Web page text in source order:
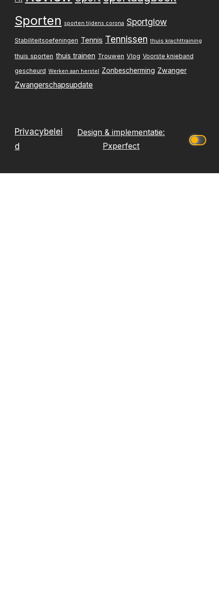
Sporten sporten tijdens corona Sportglow
Stabiliteitsoefeningen Tennis Tennissen thuis krachttraining
thuis sporten thuis trainen Trouwen Vlog Voorste knieband
gescheurd Werken aan herstel Zonbescherming Zwanger
Zwangerschapsupdate
Privacybelei
d
Design & implementatie:
Pxperfect